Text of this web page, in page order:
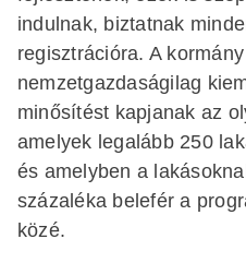
indulnak, biztatnak
regisztrációra. A
nemzetgazdaságilag
minősítést kapjanak az
amelyek legalább 250
és amelyben a
százaléka belefér a
közé.